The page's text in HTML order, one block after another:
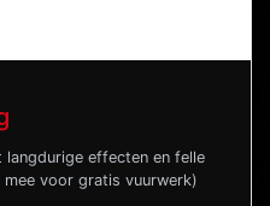
langdurige effecten en felle
voor gratis vuurwerk)